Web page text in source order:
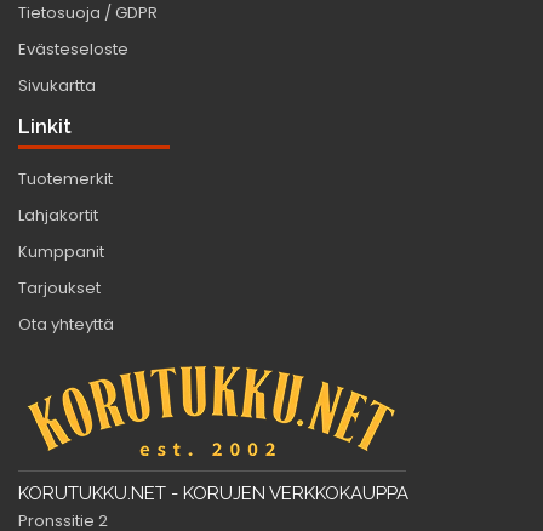
Tietosuoja / GDPR
Evästeseloste
Sivukartta
Linkit
Tuotemerkit
Lahjakortit
Kumppanit
Tarjoukset
Ota yhteyttä
KORUTUKKU.NET - KORUJEN VERKKOKAUPPA
Pronssitie 2